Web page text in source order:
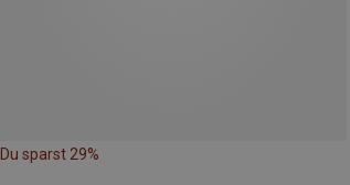
Du sparst 29%